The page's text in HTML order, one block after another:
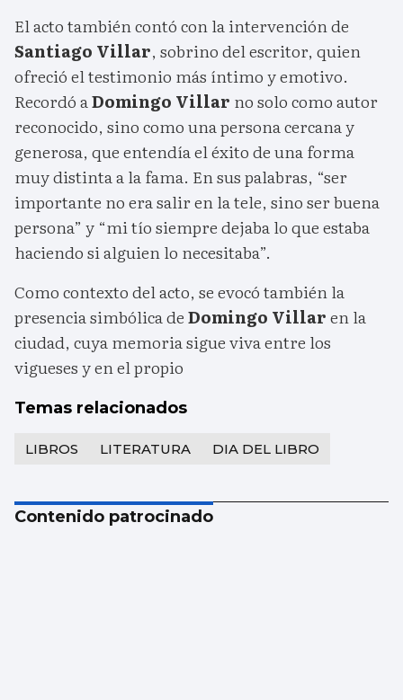
El acto también contó con la intervención de
Santiago Villar, sobrino del escritor, quien
ofreció el testimonio más íntimo y emotivo.
Recordó aDomingo Villar no solo como autor
reconocido, sino como una persona cercana y
generosa, que entendía el éxito de una forma
muy distinta a la fama. En sus palabras, “ser
importante no era salir en la tele, sino ser buena
persona” y “mi tío siempre dejaba lo que estaba
haciendo si alguien lo necesitaba”.
Como contexto del acto, se evocó también la
presencia simbólica deDomingo Villaren la
ciudad, cuya memoria sigue viva entre los
vigueses y en el propio
Temas relacionados
LIBROS LITERATURA DIA DEL LIBRO
Contenido patrocinado